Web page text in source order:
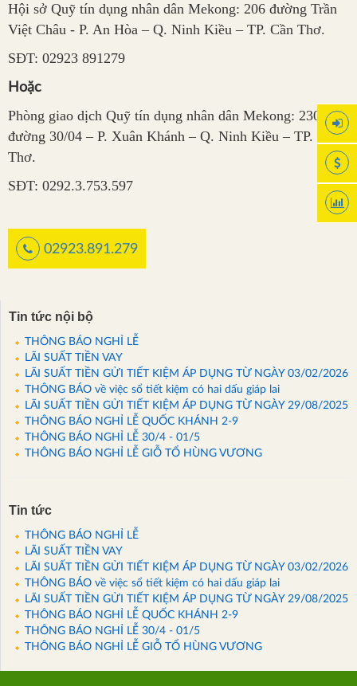
Hội sở Quỹ tín dụng nhân dân Mekong: 206 đường Trần
Việt Châu - P. An Hòa – Q. Ninh Kiều – TP. Cần Thơ.
SĐT: 02923 891279
Hoặc
Phòng giao dịch Quỹ tín dụng nhân dân Mekong: 230
đường 30/04 – P. Xuân Khánh – Q. Ninh Kiều – TP. Cần
Thơ.
SĐT: 0292.3.753.597
02923.891.279
Tin tức nội bộ
THÔNG BÁO NGHỈ LỄ
LÃI SUẤT TIỀN VAY
LÃI SUẤT TIỀN GỬI TIẾT KIỆM ÁP DỤNG TỪ NGÀY 03/02/2026
THÔNG BÁO về việc sổ tiết kiệm có hai dấu giáp lai
LÃI SUẤT TIỀN GỬI TIẾT KIỆM ÁP DỤNG TỪ NGÀY 29/08/2025
THÔNG BÁO NGHỈ LỄ QUỐC KHÁNH 2-9
THÔNG BÁO NGHỈ LỄ 30/4 - 01/5
THÔNG BÁO NGHỈ LỄ GIỖ TỔ HÙNG VƯƠNG
Tin tức
THÔNG BÁO NGHỈ LỄ
LÃI SUẤT TIỀN VAY
LÃI SUẤT TIỀN GỬI TIẾT KIỆM ÁP DỤNG TỪ NGÀY 03/02/2026
THÔNG BÁO về việc sổ tiết kiệm có hai dấu giáp lai
LÃI SUẤT TIỀN GỬI TIẾT KIỆM ÁP DỤNG TỪ NGÀY 29/08/2025
THÔNG BÁO NGHỈ LỄ QUỐC KHÁNH 2-9
THÔNG BÁO NGHỈ LỄ 30/4 - 01/5
THÔNG BÁO NGHỈ LỄ GIỖ TỔ HÙNG VƯƠNG